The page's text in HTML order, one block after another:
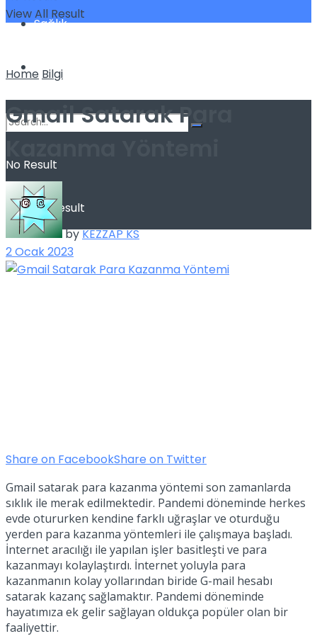
Sağlık
Spor
No Result
View All Result
View All Result
Home Bilgi
Gmail Satarak Para
byKEZZAP KS
2 Ocak 2023
Share on FacebookShare on Twitter
Gmail satarak para kazanma yöntemi son zamanlarda
sıklık ile merak edilmektedir. Pandemi döneminde herkes
evde otururken kendine farklı uğraşlar ve oturduğu
yerden para kazanma yöntemleri ile çalışmaya başladı.
İnternet aracılığı ile yapılan işler basitleşti ve para
kazanmayı kolaylaştırdı. İnternet yoluyla para
kazanmanın kolay yollarından biride G-mail hesabı
satarak kazanç sağlamaktır. Pandemi döneminde
hayatımıza ek gelir sağlayan oldukça popüler olan bir
faaliyettir.